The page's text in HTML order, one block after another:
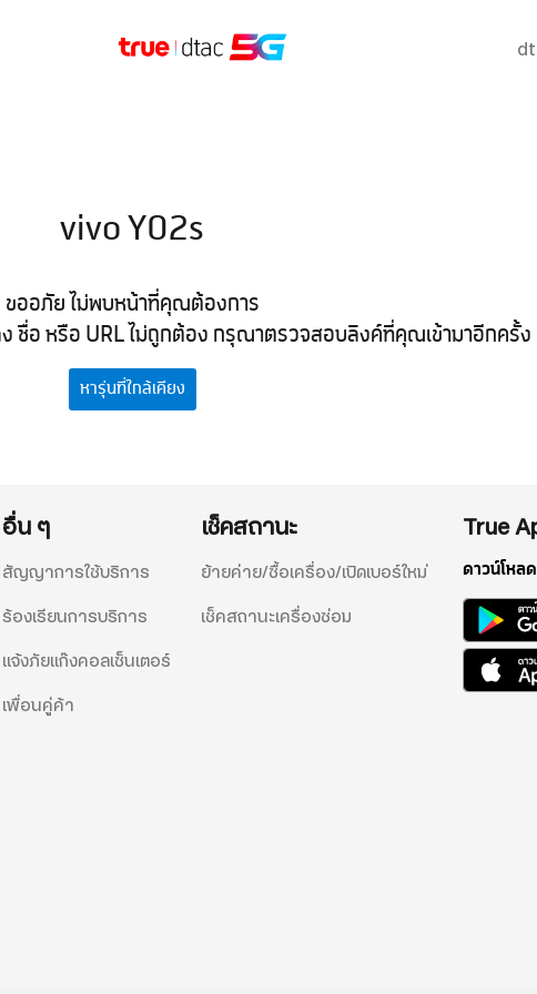
vivo Y02s
ขออภัย ไม่พบหน้าที่คุณต้องการ
ชื่อ หรือ URL ไม่ถูกต้อง กรุณาตรวจสอบลิงค์ที่คุณเข้ามาอีกครั้ง
หารุ่นที่ใกล้เคียง
อื่น ๆ
สัญญาการใช้บริการ
ร้องเรียนการบริการ
แจ้งภัยแก๊งคอลเซ็นเตอร์
เพื่อนคู่ค้า
เช็คสถานะ
ย้ายค่าย/ซื้อเครื่อง/เปิดเบอร์ใหม่
เช็คสถานะเครื่องซ่อม
True
ดาวน์โหล